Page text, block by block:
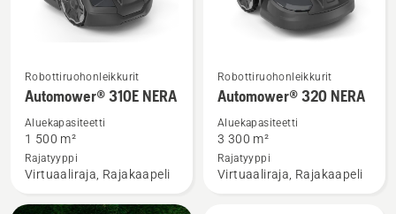
Katso
lisätietoja
Automower®
310E
NERA
Robottiruohonleikkurit
Automower® 310E NERA
Aluekapasiteetti
1 500 m²
Rajatyyppi
Virtuaaliraja, Rajakaapeli
Katso
lisätietoja
Automower®
320 NERA
Robottiruohonleikkurit
Automower® 320 NERA
Aluekapasiteetti
3 300 m²
Rajatyyppi
Virtuaaliraja, Rajakaapeli